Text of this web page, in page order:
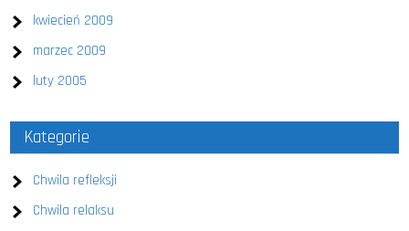
kwiecień 2009
marzec 2009
luty 2005
Kategorie
Chwila refleksji
Chwila relaksu